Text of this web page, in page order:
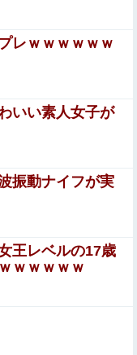
ッッッッッッッッ
チのエ□画像 500枚
量投入して闇深エ
長押し」に気づか
』をrawやhitomi
ンスで乳が大暴
レｗｗｗｗｗｗ
いい素人女子が
振動ナイフが実
王レベルの17歳
ｗｗｗｗｗ